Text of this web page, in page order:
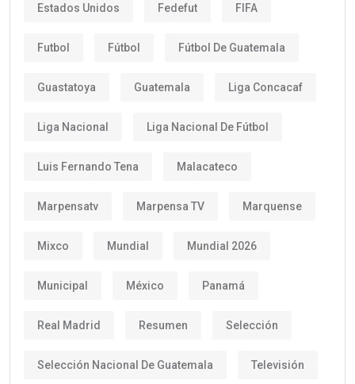
Estados Unidos Fedefut FIFA
Futbol Fútbol Fútbol De Guatemala
Guastatoya Guatemala Liga Concacaf
Liga Nacional Liga Nacional De Fútbol
Luis Fernando Tena Malacateco
Marpensatv Marpensa TV Marquense
Mixco Mundial Mundial 2026
Municipal México Panamá
Real Madrid Resumen Selección
Selección Nacional De Guatemala Televisión